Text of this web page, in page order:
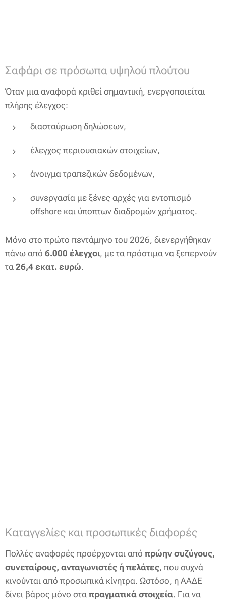
Σαφάρι σε πρόσωπα υψηλού πλούτου
Όταν μια αναφορά κριθεί σημαντική, ενεργοποιείται
πλήρης έλεγχος:
διασταύρωση δηλώσεων,
έλεγχος περιουσιακών στοιχείων,
άνοιγμα τραπεζικών δεδομένων,
συνεργασία με ξένες αρχές για εντοπισμό
offshore και ύποπτων διαδρομών χρήματος.
Μόνο στο πρώτο πεντάμηνο του 2026, διενεργήθηκαν
πάνω από 6.000 έλεγχοι, με τα πρόστιμα να ξεπερνούν
τα 26,4 εκατ. ευρώ.
Καταγγελίες και προσωπικές διαφορές
Πολλές αναφορές προέρχονται από πρώην συζύγους,
συνεταίρους, ανταγωνιστές ή πελάτες, που συχνά
κινούνται από προσωπικά κίνητρα. Ωστόσο, η ΑΑΔΕ
δίνει βάρος μόνο στα πραγματικά στοιχεία. Για να